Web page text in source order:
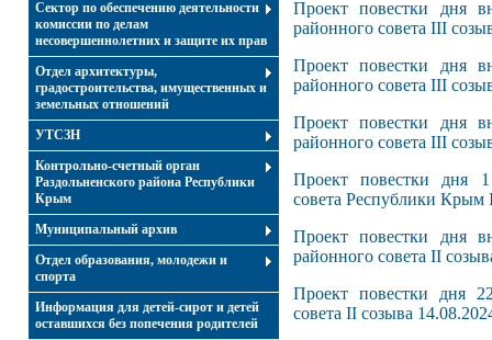
Сектор по обеспечению деятельности
комиссии по делам
несовершеннолетних и защите их прав
Отдел архитектуры,
градостроительства, имущественных и
земельных отношений
УТСЗН
Контрольно-счетный орган
Раздольненского района Республики
Крым
Муниципальный архив
Отдел образования, молодежи и
спорта
Информация для детей-сирот и детей
оставшихся без попечения родителей
Проект повестки дня
районного совета ІII
Проект повестки дня
районного совета ІII
Проект повестки дня
районного совета ІII
Проект повестки дня 1
совета Республики Крым
Проект повестки дня
районного совета II
Проект повестки дня
совета II созыва